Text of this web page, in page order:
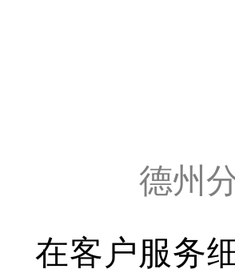
德州
在客户服务